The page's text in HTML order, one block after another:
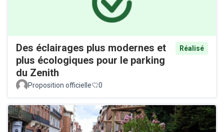
Des éclairages plus modernes et
plus écologiques pour le parking
du Zenith
Réalisé
Proposition officielle 0